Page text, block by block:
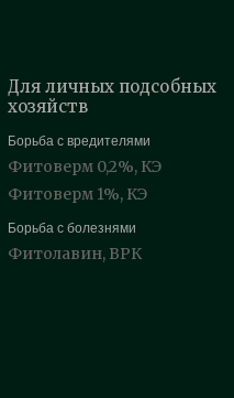
Для личных подсобных
хозяйств
Борьба с вредителями
Фитоверм 0,2%, КЭ
Фитоверм 1%, КЭ
Борьба с болезнями
Фитолавин, ВРК